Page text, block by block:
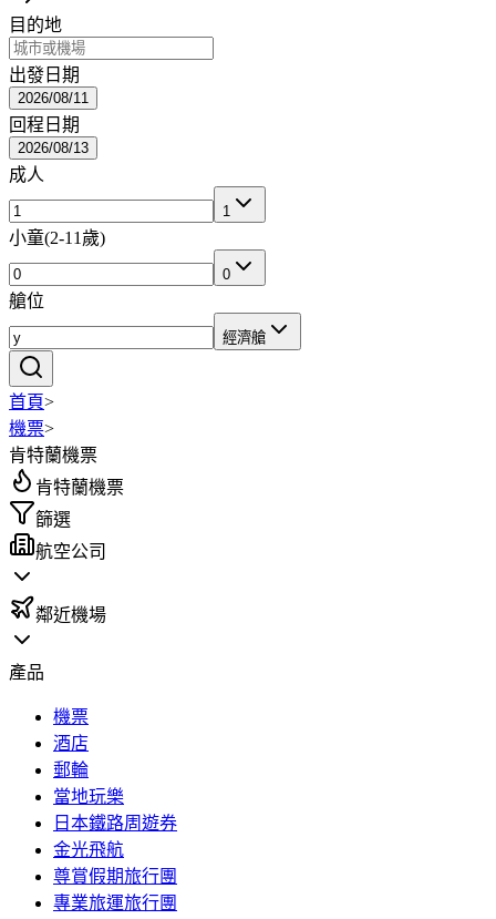
目的地
出發日期
2026/08/11
回程日期
2026/08/13
成人
1
小童(2-11歲)
0
艙位
經濟艙
首頁>
機票>
肯特蘭機票
肯特蘭機票
篩選
航空公司
鄰近機場
產品
機票
酒店
郵輪
當地玩樂
日本鐵路周遊券
金光飛航
尊賞假期旅行團
專業旅運旅行團